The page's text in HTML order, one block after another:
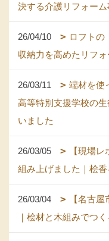
決する介護リフォーム
26/04/10
ロフトの
収納力を高めたリフ
26/03/11
端材を使
高等特別支援学校の
いました
26/03/05
【現場
組み上げました｜桧
26/03/04
【名古
｜桧材と木組みでつ